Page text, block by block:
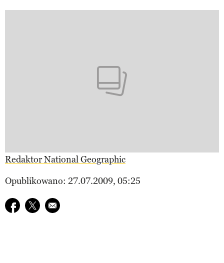
Redaktor National Geographic
Opublikowano: 27.07.2009, 05:25
Udostępnij na facebook
Udostępnij na twitter
E-mail do przyjaciela